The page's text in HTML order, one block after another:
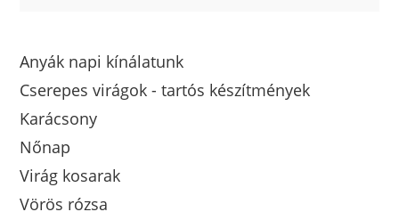
Anyák napi kínálatunk
Cserepes virágok - tartós készítmények
Karácsony
Nőnap
Virág kosarak
Vörös rózsa